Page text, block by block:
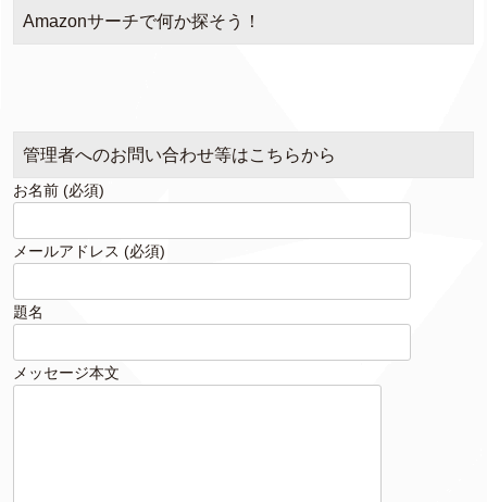
Amazonサーチで何か探そう！
管理者へのお問い合わせ等はこちらから
お名前 (必須)
メールアドレス (必須)
題名
メッセージ本文